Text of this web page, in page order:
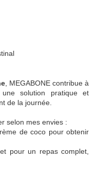
, MEGABONE contribue à
solution pratique et
de la journée.
selon mes envies :
de coco pour obtenir
pour un repas complet,